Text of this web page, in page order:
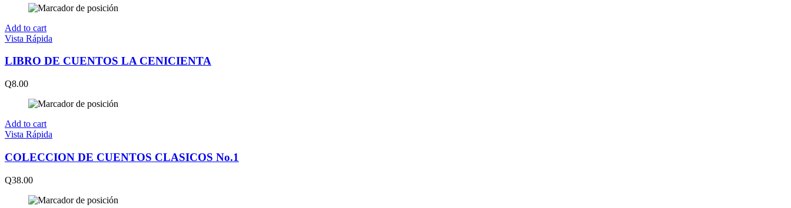
Add to cart
Vista Rápida
LIBRO DE CUENTOS LA CENICIENTA
Q8.00
Add to cart
Vista Rápida
COLECCION DE CUENTOS CLASICOS No.1
Q38.00